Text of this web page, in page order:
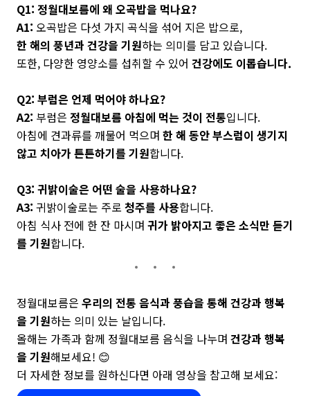
Q1: 정월대보름에 왜 오곡밥을 먹나요?
A1: 오곡밥은 다섯 가지 곡식을 섞어 지은 밥으로,
한 해의 풍년과 건강을 기원하는 의미를 담고 있습니다.
또한, 다양한 영양소를 섭취할 수 있어 건강에도 이롭습니다.
Q2: 부럼은 언제 먹어야 하나요?
A2: 부럼은 정월대보름 아침에 먹는 것이 전통입니다.
아침에 견과류를 깨물어 먹으며 한 해 동안 부스럼이 생기지
않고 치아가 튼튼하기를 기원합니다.
Q3: 귀밝이술은 어떤 술을 사용하나요?
A3: 귀밝이술로는 주로 청주를 사용합니다.
아침 식사 전에 한 잔 마시며 귀가 밝아지고 좋은 소식만 듣기
를 기원합니다.
정월대보름은 우리의 전통 음식과 풍습을 통해 건강과 행복
을 기원하는 의미 있는 날입니다.
올해는 가족과 함께 정월대보름 음식을 나누며 건강과 행복
을 기원해보세요! 😊
더 자세한 정보를 원하신다면 아래 영상을 참고해 보세요: